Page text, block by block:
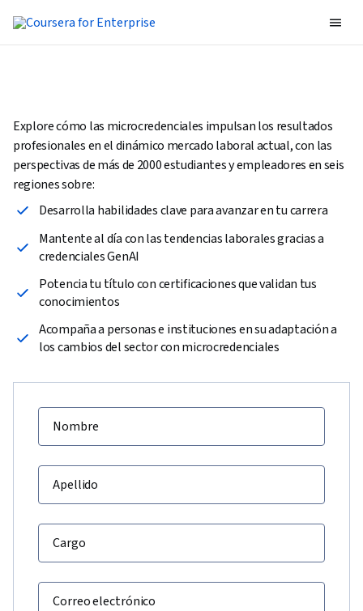
Explore cómo las microcredenciales impulsan los resultados
profesionales en el dinámico mercado laboral actual, con las
perspectivas de más de 2000 estudiantes y empleadores en seis
regiones sobre:
Desarrolla habilidades clave para avanzar en tu carrera
Mantente al día con las tendencias laborales gracias a
credenciales GenAI
Potencia tu título con certificaciones que validan tus
conocimientos
Acompaña a personas e instituciones en su adaptación a
los cambios del sector con microcredenciales
Nombre
Apellido
Cargo
Correo electrónico